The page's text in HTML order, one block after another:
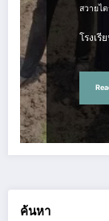
สวายไ
โรงเ
ค้นหา